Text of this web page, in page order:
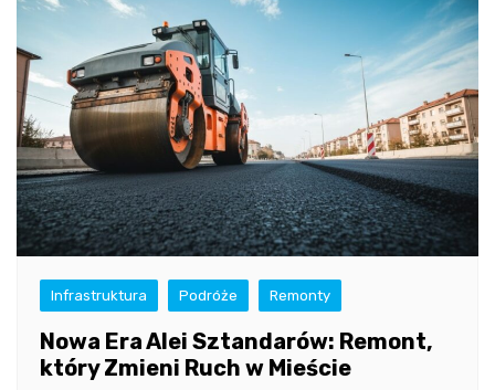
Infrastruktura Podróże Remonty
Nowa Era Alei Sztandarów: Remont,
który Zmieni Ruch w Mieście